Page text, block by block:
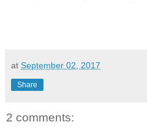
at September 02, 2017
Share
2 comments: